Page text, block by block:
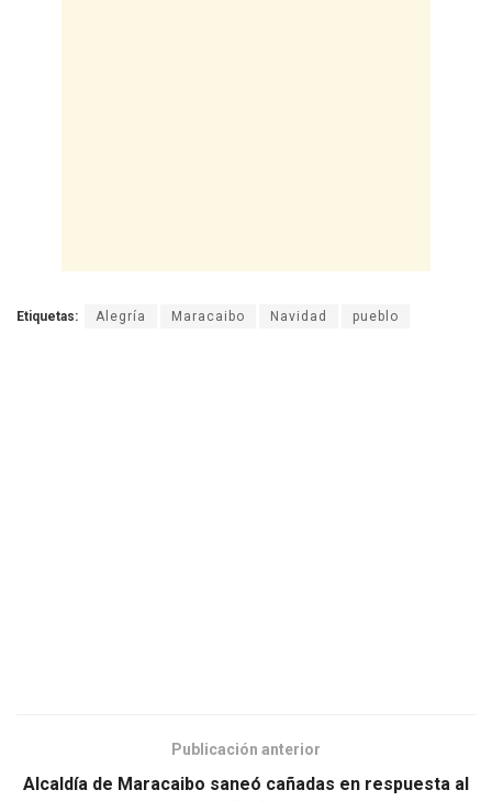
Etiquetas: Alegría Maracaibo Navidad pueblo
Publicación anterior
Alcaldía de Maracaibo saneó cañadas en respuesta al